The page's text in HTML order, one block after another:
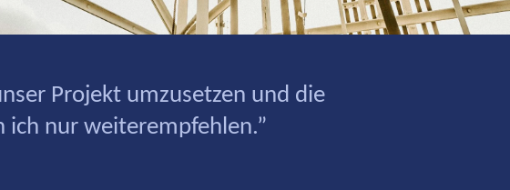
Projekt umzusetzen und die
ich nur weiterempfehlen.”